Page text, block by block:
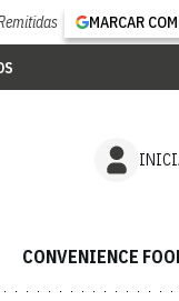
MARCAR
CONVENIENCE